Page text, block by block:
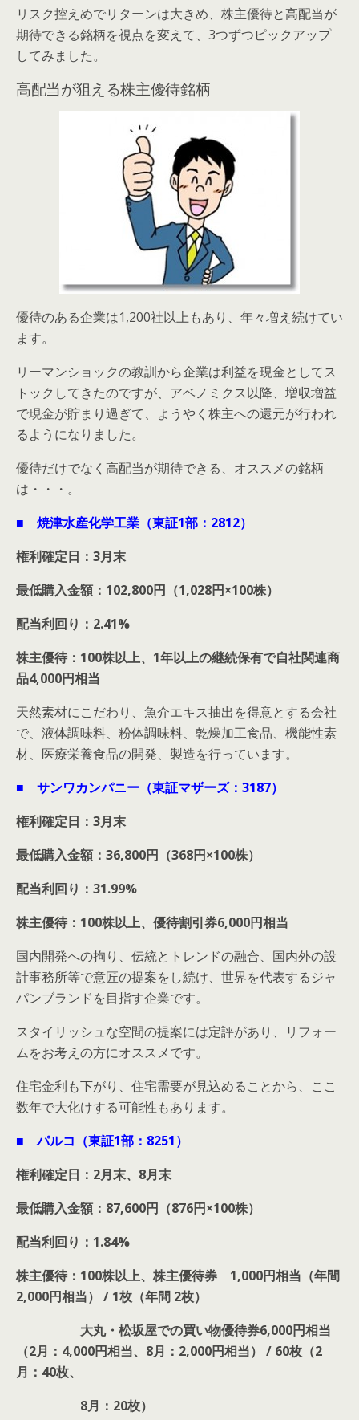
リスク控えめでリターンは大きめ、株主優待と高配当が
期待できる銘柄を視点を変えて、3つずつピックアップ
してみました。
高配当が狙える株主優待銘柄
優待のある企業は1,200社以上もあり、年々増え続けてい
ます。
リーマンショックの教訓から企業は利益を現金としてス
トックしてきたのですが、アベノミクス以降、増収増益
で現金が貯まり過ぎて、ようやく株主への還元が行われ
るようになりました。
優待だけでなく高配当が期待できる、オススメの銘柄
は・・・。
■ 焼津水産化学工業（東証1部：2812）
権利確定日：3月末
最低購入金額：102,800円（1,028円×100株）
配当利回り：2.41%
株主優待：100株以上、1年以上の継続保有で自社関連商
品4,000円相当
天然素材にこだわり、魚介エキス抽出を得意とする会社
で、液体調味料、粉体調味料、乾燥加工食品、機能性素
材、医療栄養食品の開発、製造を行っています。
■ サンワカンパニー（東証マザーズ：3187）
権利確定日：3月末
最低購入金額：36,800円（368円×100株）
配当利回り：31.99%
株主優待：100株以上、優待割引券6,000円相当
国内開発への拘り、伝統とトレンドの融合、国内外の設
計事務所等で意匠の提案をし続け、世界を代表するジャ
パンブランドを目指す企業です。
スタイリッシュな空間の提案には定評があり、リフォー
ムをお考えの方にオススメです。
住宅金利も下がり、住宅需要が見込めることから、ここ
数年で大化けする可能性もあります。
■ パルコ（東証1部：8251）
権利確定日：2月末、8月末
最低購入金額：87,600円（876円×100株）
配当利回り：1.84%
株主優待：100株以上、株主優待券 1,000円相当（年間
2,000円相当） / 1枚（年間 2枚）
大丸・松坂屋での買い物優待券6,000円相当
（2月：4,000円相当、8月：2,000円相当） / 60枚（2
月：40枚、
8月：20枚）